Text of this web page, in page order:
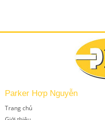
Parker Hợp Nguyễn
Trang chủ